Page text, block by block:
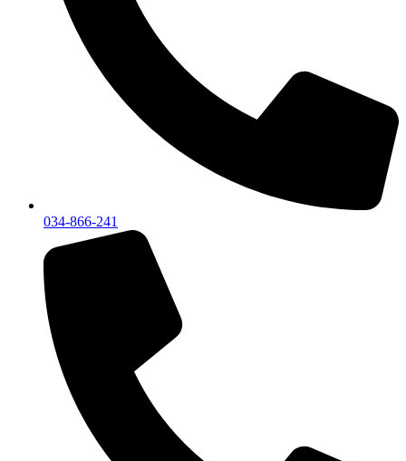
034-866-241